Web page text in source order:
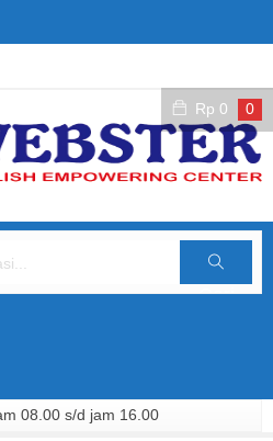
Rp 0 0
Cari
08.00 s/d jam 16.00